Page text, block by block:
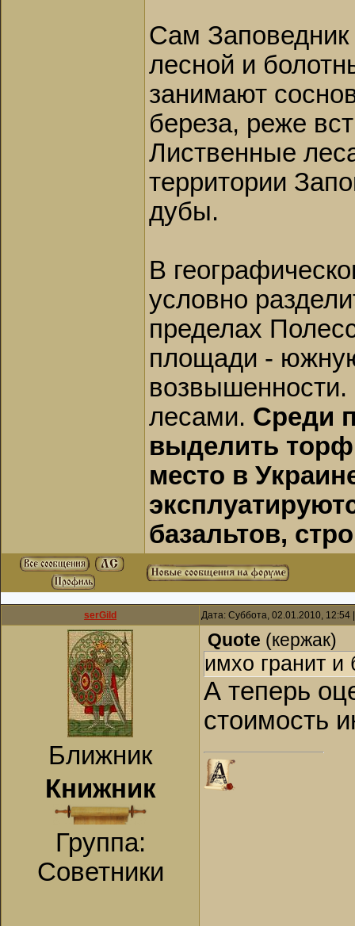
Сам
лесной и
занимают
береза, реже
Лиственные
территории
дубы.
В
условно
пределах
площади -
возвышенности.
лесами. Среди
выделить торф
место в
базальтов,
serGild Дата: Суббота, 02.01.2010,
Ближник
Книжник
Группа:
Советники
Quote (кержак)
имхо гранит
А теперь
стоимость